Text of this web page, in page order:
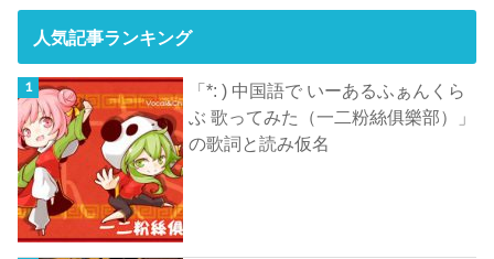
人気記事ランキング
「*: ) 中国語で いーあるふぁんくら
ぶ 歌ってみた（一二粉絲俱樂部）」
の歌詞と読み仮名